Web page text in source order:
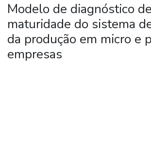
Modelo de diagnóstico de
maturidade do sistema
da produção em micro e
empresas